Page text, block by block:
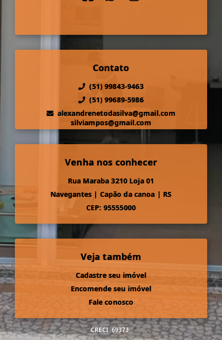
Contato
(51) 99843-9463
(51) 99689-5986
alexandrenetodasilva@gmail.com
silviampos@gmail.com
Venha nos conhecer
Rua Maraba 3210 Loja 01
Navegantes | Capão da canoa | RS
CEP: 95555000
Veja também
Cadastre seu imóvel
Encomende seu imóvel
Fale conosco
CRECI 69373